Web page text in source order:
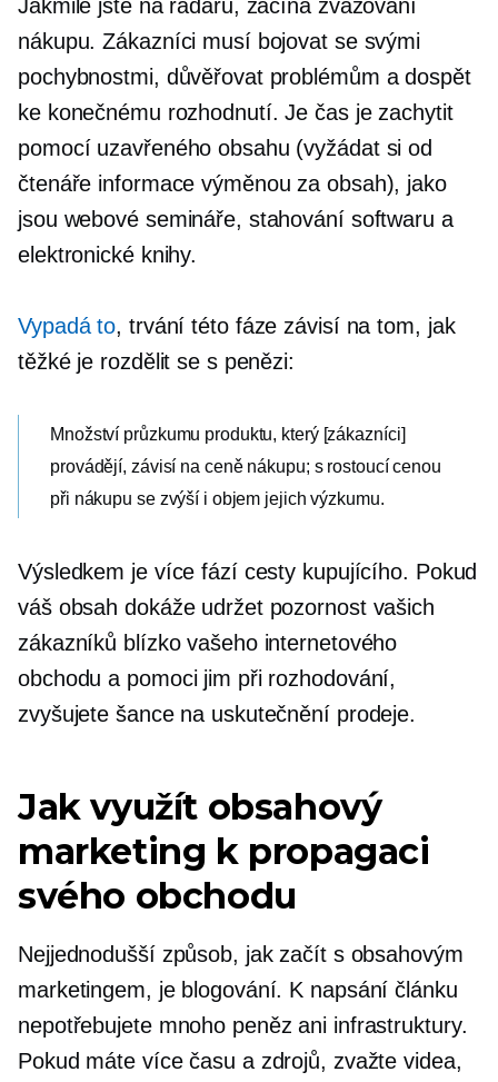
Jakmile jste na radaru, začíná zvažování
nákupu. Zákazníci musí bojovat se svými
pochybnostmi, důvěřovat problémům a dospět
ke konečnému rozhodnutí. Je čas je zachytit
pomocí uzavřeného obsahu (vyžádat si od
čtenáře informace výměnou za obsah), jako
jsou webové semináře, stahování softwaru a
elektronické knihy.
Vypadá to, trvání této fáze závisí na tom, jak
těžké je rozdělit se s penězi:
Množství průzkumu produktu, který [zákazníci]
provádějí, závisí na ceně nákupu; s rostoucí cenou
při nákupu se zvýší i objem jejich výzkumu.
Výsledkem je více fází cesty kupujícího. Pokud
váš obsah dokáže udržet pozornost vašich
zákazníků blízko vašeho internetového
obchodu a pomoci jim při rozhodování,
zvyšujete šance na uskutečnění prodeje.
Jak využít obsahový
marketing k propagaci
svého obchodu
Nejjednodušší způsob, jak začít s obsahovým
marketingem, je blogování. K napsání článku
nepotřebujete mnoho peněz ani infrastruktury.
Pokud máte více času a zdrojů, zvažte videa,